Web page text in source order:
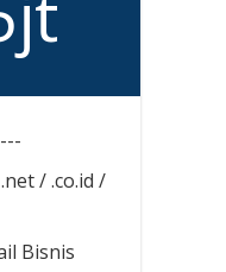
/ .co.id /
Bisnis